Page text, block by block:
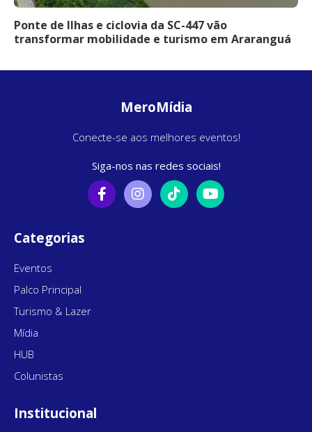
Ponte de Ilhas e ciclovia da SC-447 vão
transformar mobilidade e turismo em Araranguá
MeroMídia
Conecte-se aos melhores eventos!
Siga-nos nas redes sociais!
Categorias
Eventos
Palco Principal
Turismo & Lazer
Mídia
HUB
Colunistas
Institucional